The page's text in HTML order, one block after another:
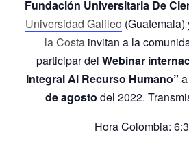
Fundación Universitaria De
Universidad Galileo (Guatemala)
la Costa invitan a la
participar del Webinar
Integral Al Recurso Humano”
de agosto del 2022.
Hora Colombia: